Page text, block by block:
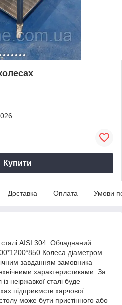
Купити
Доставка Оплата Умови
сталі AISI 304. Обладнаний
діаметром
завданням замовника
характеристиками. За
неіржавкої сталі буде
підприємств харчової
може бути пристінного або